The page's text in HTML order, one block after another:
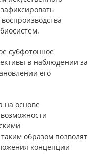
субфотонное
в наблюдении за
его
на основе
образом позволят
концепции